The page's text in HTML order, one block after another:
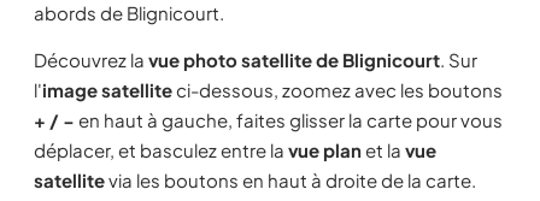
abords de Blignicourt.
Découvrez la vue photo satellite de Blignicourt. Sur
l'image satelliteci-dessous, zoomez avec les boutons
+ / − en haut à gauche, faites glisser la carte pour vous
déplacer, et basculez entre la vue planet la vue
satellitevia les boutons en haut à droite de la carte.